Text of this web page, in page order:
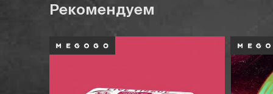
Рекомендуем